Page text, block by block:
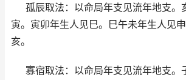
孤辰取法：以命局年支见流年地支。
寅。寅卯年生人见巳。巳午未年生人见
亥。
寡宿取法：以命局年支见流年地支。